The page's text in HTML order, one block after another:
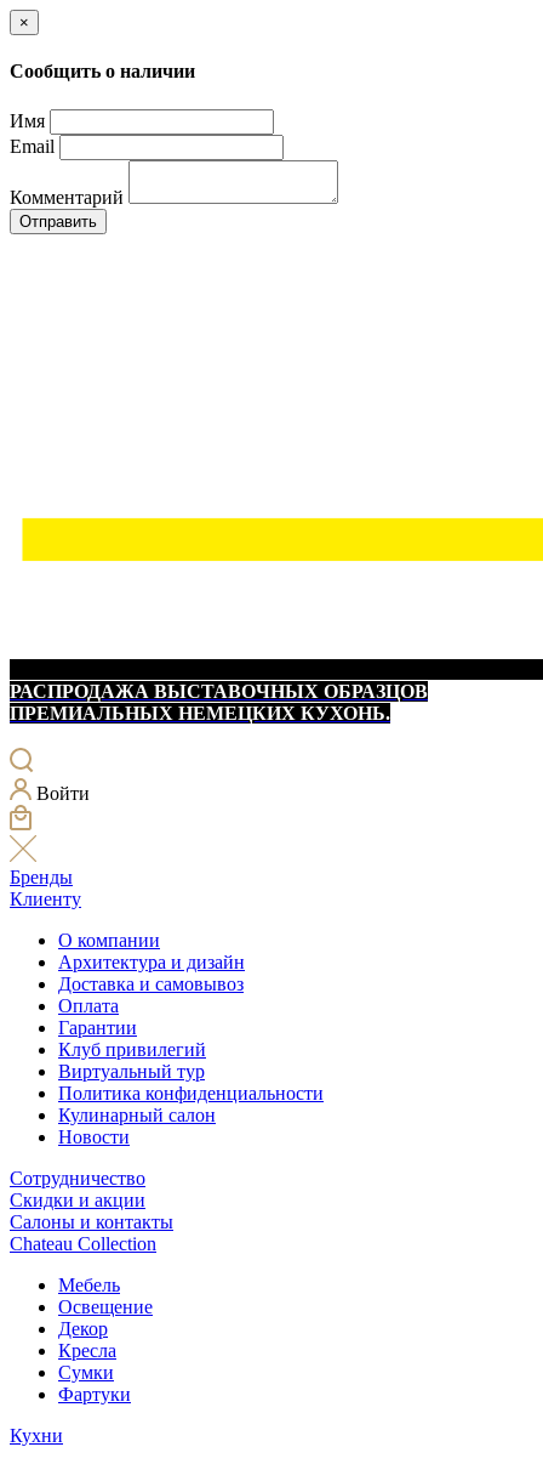
×
Сообщить о наличии
Имя
Email
Комментарий
Отправить
РАСПРОДАЖА ВЫСТАВОЧНЫХ ОБРАЗЦОВ
ПРЕМИАЛЬНЫХ НЕМЕЦКИХ КУХОНЬ.
Войти
Бренды
Клиенту
О компании
Архитектура и дизайн
Доставка и самовывоз
Оплата
Гарантии
Клуб привилегий
Виртуальный тур
Политика конфиденциальности
Кулинарный салон
Новости
Сотрудничество
Скидки и акции
Салоны и контакты
Chateau Collection
Мебель
Освещение
Декор
Кресла
Сумки
Фартуки
Кухни